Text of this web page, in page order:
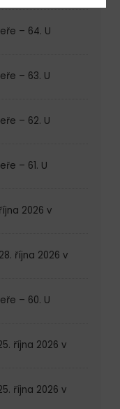
– 64. U
– 63. U
– 62. U
– 61. U
2026 v
října 2026 v
– 60. U
října 2026 v
října 2026 v